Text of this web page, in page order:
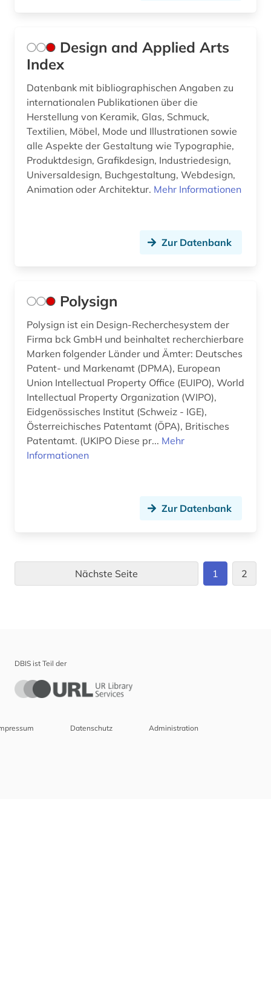
Design and Applied Arts
Index
Datenbank mit bibliographischen Angaben zu
internationalen Publikationen über die
Herstellung von Keramik, Glas, Schmuck,
Textilien, Möbel, Mode und Illustrationen sowie
alle Aspekte der Gestaltung wie Typographie,
Produktdesign, Grafikdesign, Industriedesign,
Universaldesign, Buchgestaltung, Webdesign,
Animation oder Architektur. Mehr Informationen
Zur Datenbank
Polysign
Polysign ist ein Design-Recherchesystem der
Firma bck GmbH und beinhaltet recherchierbare
Marken folgender Länder und Ämter: Deutsches
Patent- und Markenamt (DPMA), European
Union Intellectual Property Office (EUIPO), World
Intellectual Property Organization (WIPO),
Eidgenössisches Institut (Schweiz - IGE),
Österreichisches Patentamt (ÖPA), Britisches
Patentamt. (UKIPO Diese pr... Mehr
Informationen
Zur Datenbank
Nächste Seite 1 2
DBIS ist Teil der
Datenschutz Administration